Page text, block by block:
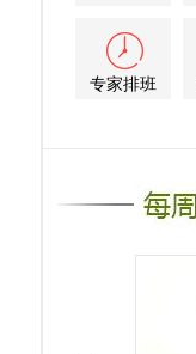
专家排班